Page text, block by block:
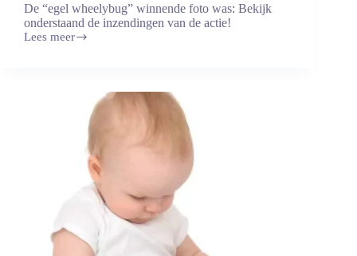
De “egel wheelybug” winnende foto was: Bekijk
onderstaand de inzendingen van de actie!
Lees meer
Bekijk